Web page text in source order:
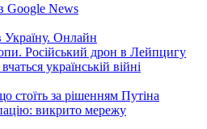
Google News
Україну. Онлайн
Російський дрон в Лейпцигу
українській війні
стоїть за рішенням Путіна
викрито мережу